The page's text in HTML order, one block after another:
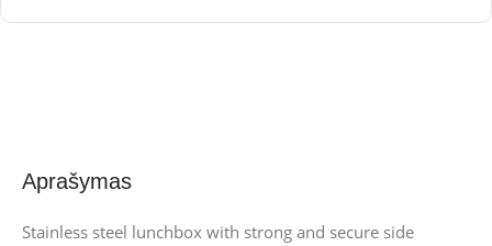
Aprašymas
Stainless steel lunchbox with strong and secure side